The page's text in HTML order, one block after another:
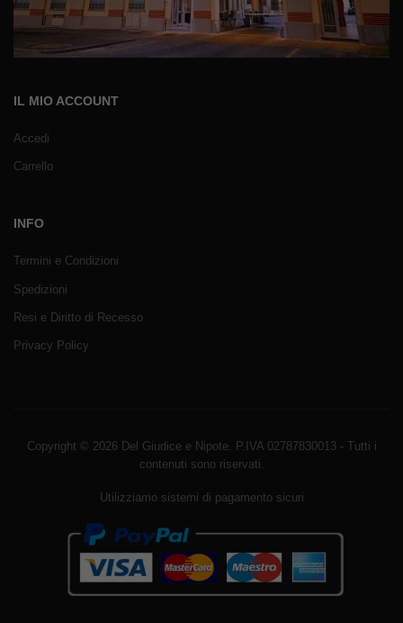
IL MIO ACCOUNT
Accedi
Carrello
INFO
Termini e Condizioni
Spedizioni
Resi e Diritto di Recesso
Privacy Policy
Copyright © 2026 Del Giudice e Nipote. P.IVA 02787830013 - Tutti i
contenuti sono riservati.
Utilizziamo sistemi di pagamento sicuri